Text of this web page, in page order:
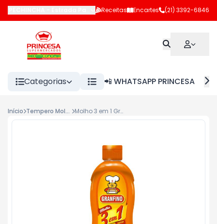
Estrada Pau-Ferro,Rio de Janeiro-RJ
Receitas Encartes (21) 3392-6846
Categorias 📲 WHATSAPP PRINCESA
Início Tempero Molhos/Caldos Molho 3 em 1 Granfino 310g